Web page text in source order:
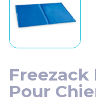
Freezack
Pour